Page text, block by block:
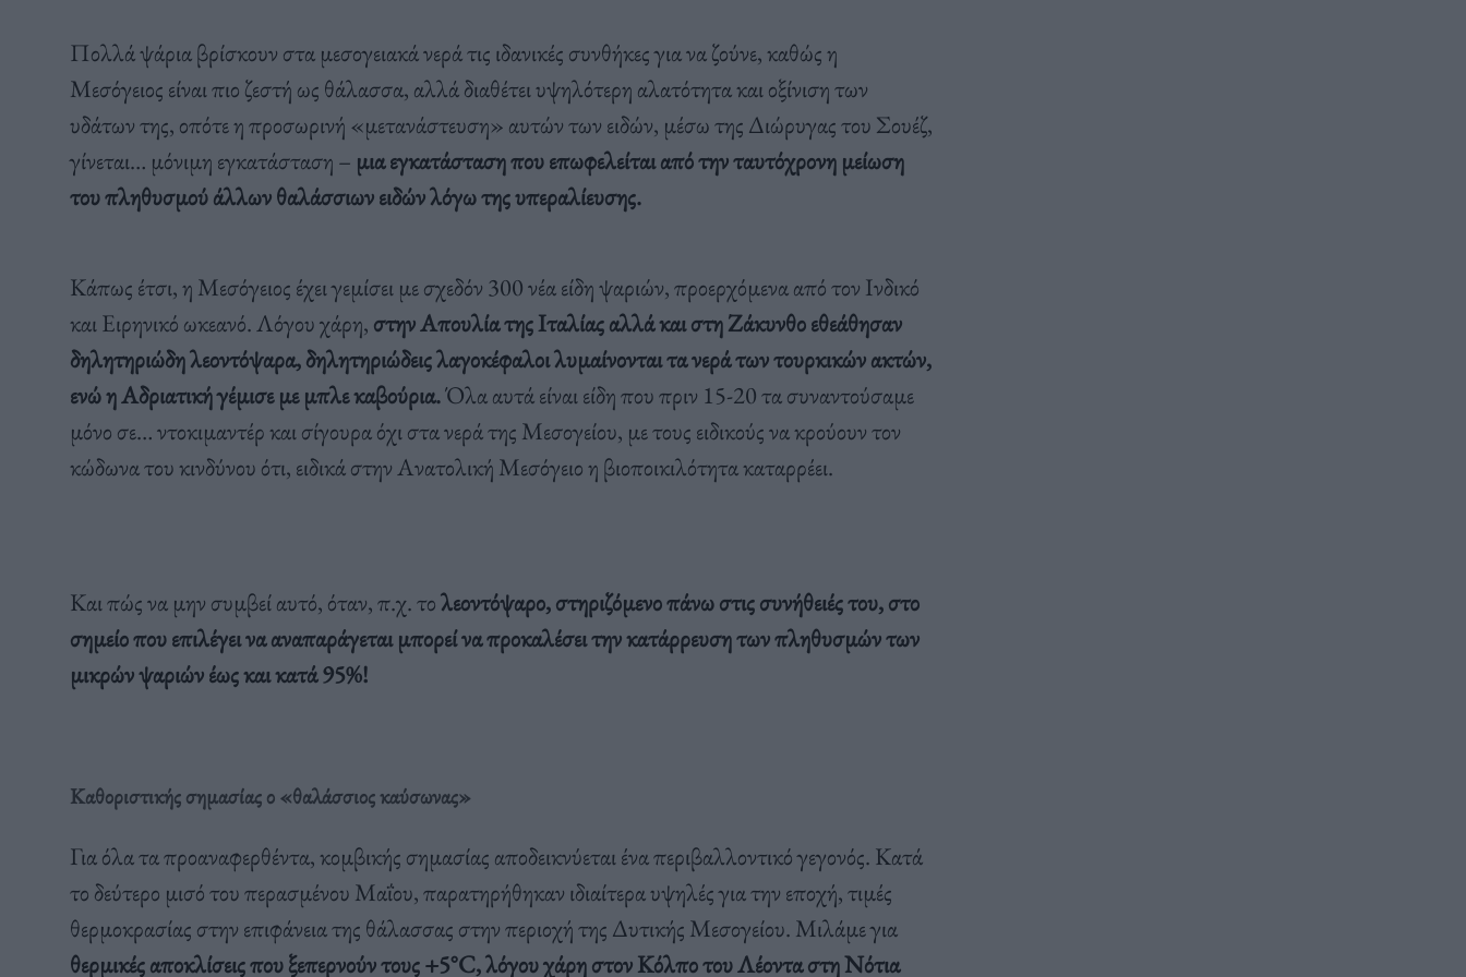
Πολλά ψάρια βρίσκουν στα μεσογειακά νερά τις ιδανικές συνθήκες για να ζούνε, καθώς η
Μεσόγειος είναι πιο ζεστή ως θάλασσα, αλλά διαθέτει υψηλότερη αλατότητα και οξίνιση των
υδάτων της, οπότε η προσωρινή «μετανάστευση» αυτών των ειδών, μέσω της Διώρυγας του Σουέζ,
γίνεται… μόνιμη εγκατάσταση – μια εγκατάσταση που επωφελείται από την ταυτόχρονη μείωση
του πληθυσμού άλλων θαλάσσιων ειδών λόγω της υπεραλίευσης.
Κάπως έτσι, η Μεσόγειος έχει γεμίσει με σχεδόν 300 νέα είδη ψαριών, προερχόμενα από τον Ινδικό
και Ειρηνικό ωκεανό. Λόγου χάρη, στην Απουλία της Ιταλίας αλλά και στη Ζάκυνθο εθεάθησαν
δηλητηριώδη λεοντόψαρα, δηλητηριώδεις λαγοκέφαλοι λυμαίνονται τα νερά των τουρκικών ακτών,
ενώ η Αδριατική γέμισε με μπλε καβούρια.Όλα αυτά είναι είδη που πριν 15-20 τα συναντούσαμε
μόνο σε… ντοκιμαντέρ και σίγουρα όχι στα νερά της Μεσογείου, με τους ειδικούς να κρούουν τον
κώδωνα του κινδύνου ότι, ειδικά στην Ανατολική Μεσόγειο η βιοποικιλότητα καταρρέει.
Και πώς να μην συμβεί αυτό, όταν, π.χ. τολεοντόψαρο, στηριζόμενο πάνω στις συνήθειές του, στο
σημείο που επιλέγει να αναπαράγεται μπορεί να προκαλέσει την κατάρρευση των πληθυσμών των
μικρών ψαριών έως και κατά 95%!
Καθοριστικής σημασίας ο «θαλάσσιος καύσωνας»
Για όλα τα προαναφερθέντα, κομβικής σημασίας αποδεικνύεται ένα περιβαλλοντικό γεγονός. Κατά
το δεύτερο μισό του περασμένου Μαΐου, παρατηρήθηκαν ιδιαίτερα υψηλές για την εποχή, τιμές
θερμοκρασίας στην επιφάνεια της θάλασσας στην περιοχή της Δυτικής Μεσογείου. Μιλάμε για
θερμικές αποκλίσεις που ξεπερνούν τους +5°C, λόγου χάρη στον Κόλπο του Λέοντα στη Νότια